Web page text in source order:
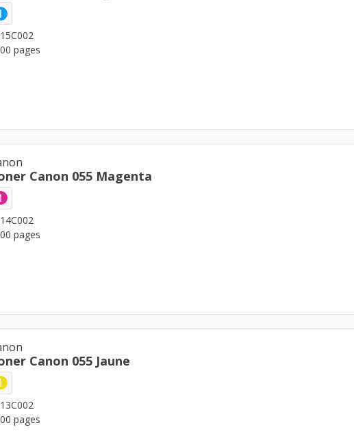
pages
Canon 055 Magenta
pages
Canon 055 Jaune
pages